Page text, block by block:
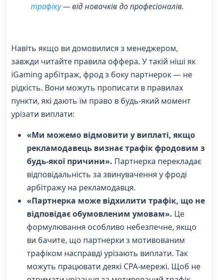
трафіку— від новачків до професіоналів.
Навіть якщо ви домовилися з менеджером,
завжди читайте правила оффера. У такій ніші як
iGaming арбітраж, фрод з боку партнерок — не
рідкість. Вони можуть прописати в правилах
пункти, які дають їм право в будь-який момент
урізати виплати:
«Ми можемо відмовити у виплаті, якщо
рекламодавець визнає трафік фродовим з
будь-якої причини». Партнерка перекладає
відповідальність за звинувачення у фроді
арбітражу на рекламодавця.
«Партнерка може відхилити трафік, що не
відповідає обумовленим умовам». Це
формулювання особливо небезпечне, якщо
ви бачите, що партнерки з мотивованим
трафіком насправді урізають виплати. Так
можуть працювати деякі CPA-мережі. Щоб не